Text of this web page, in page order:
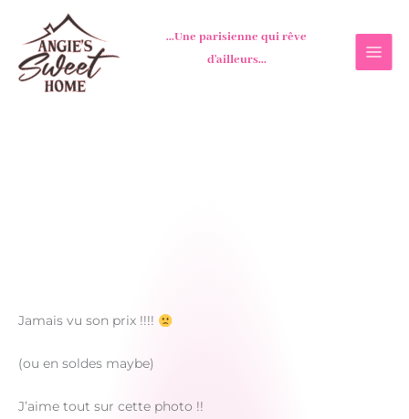
contenu
...Une parisienne qui rêve
d'ailleurs...
Jamais vu son prix !!!!
(ou en soldes maybe)
J’aime tout sur cette photo !!